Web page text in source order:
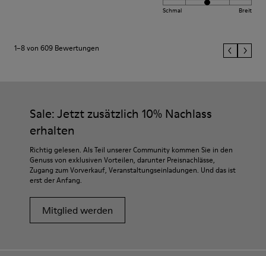
Schmal Breit
1–8 von 609 Bewertungen
Sale: Jetzt zusätzlich 10% Nachlass
erhalten
Richtig gelesen. Als Teil unserer Community kommen Sie in den
Genuss von exklusiven Vorteilen, darunter Preisnachlässe,
Zugang zum Vorverkauf, Veranstaltungseinladungen. Und das ist
erst der Anfang.
Mitglied werden